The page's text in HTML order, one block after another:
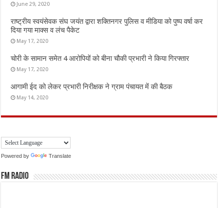
June 29, 2020
राष्ट्रीय स्वयंसेवक संघ जयंत द्वारा शक्तिनगर पुलिस व मीडिया को पुष्प वर्षा कर
दिया गया माक्स व लंच पैकेट
May 17, 2020
चोरी के सामान समेत 4 आरोपियों को बीना चौकी प्रभारी ने किया गिरफ्तार
May 17, 2020
आगामी ईद को लेकर प्रभारी निरीक्षक ने ग्राम पंचायत में की बैठक
May 14, 2020
Powered by Translate
FM Radio